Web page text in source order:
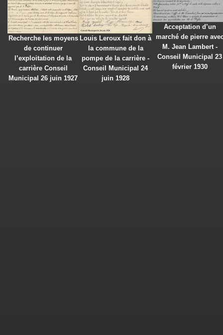
Recherche les moyens
de continuer
l’exploitation de la
carrière Conseil
Municipal 26 juin 1927
Louis Leroux fait don à
la commune de la
pompe de la carrière -
Conseil Municipal 24
juin 1928
Acceptation d’un
marché de pierre
M. Jean Lambert -
Conseil Municipal 23
février 1930